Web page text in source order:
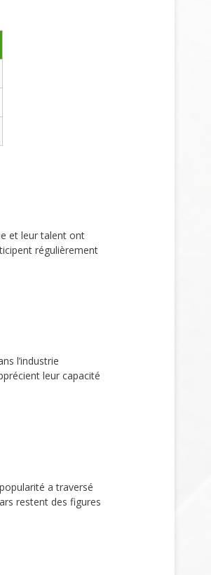
et leur talent ont
régulièrement
l’industrie
leur capacité
a traversé
restent des figures